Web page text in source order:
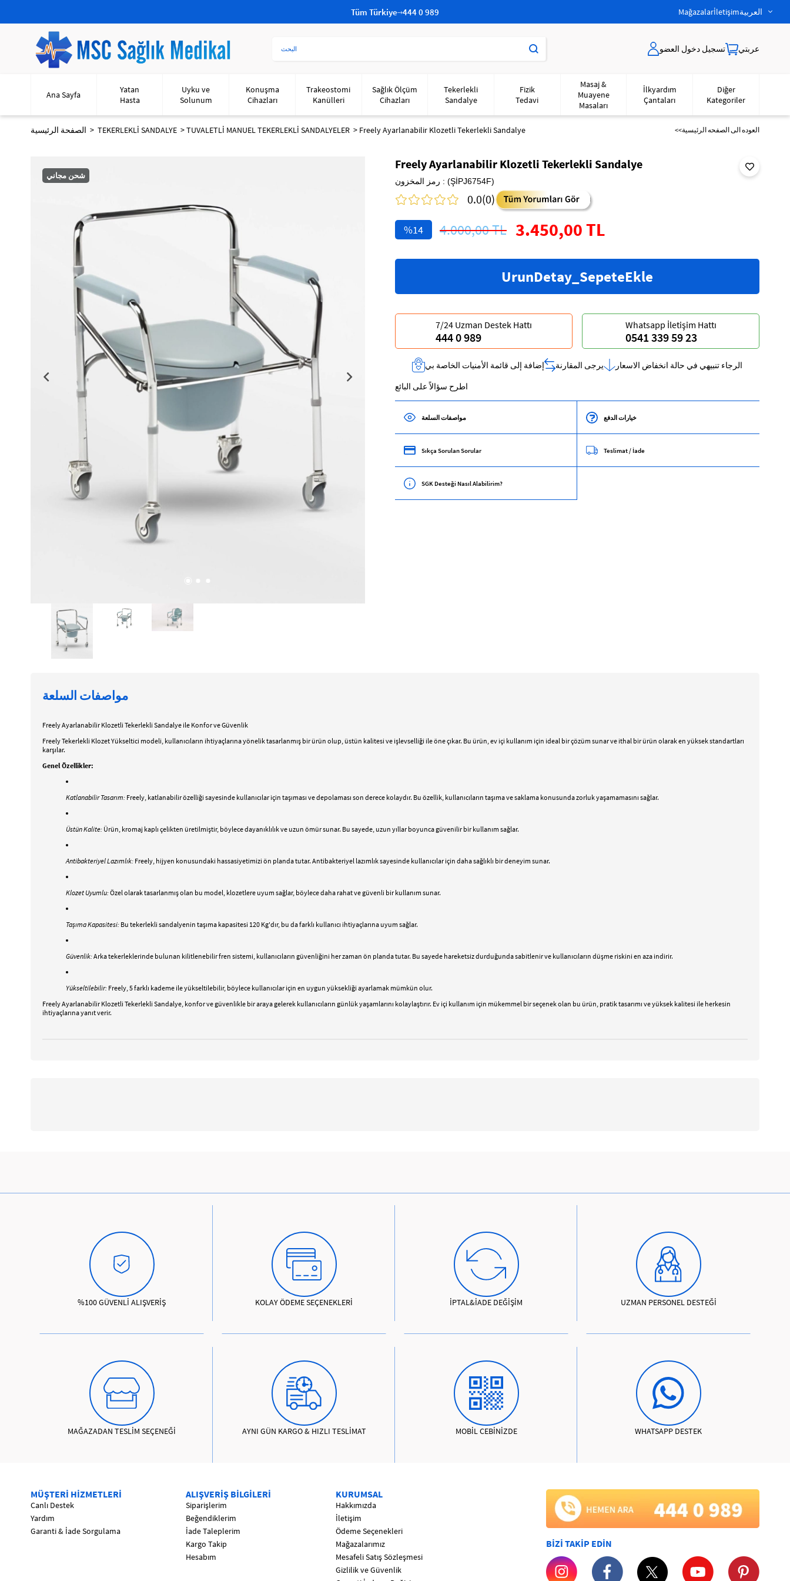
Tüm Türkiye 444 0 989 Mağazalarİletişimالعربية
تسجيل دخول العضو عربتي
Ana Sayfa
Yatan
Hasta
Uyku ve
Solunum
Konuşma
Cihazları
Trakeostomi
Kanülleri
Sağlık Ölçüm
Cihazları
Tekerlekli
Sandalye
Fizik
Tedavi
Masaj &
Muayene
Masaları
İlkyardım
Çantaları
Diğer
Kategoriler
الصفحة الرئيسية TEKERLEKLİ SANDALYE TUVALETLİ MANUEL TEKERLEKLİ SANDALYELER Freely Ayarlanabilir Klozetli Tekerlekli Sandalye <<العوده‌ الی الصفحه‌ الرئیسیة
شحن مجاني
Freely Ayarlanabilir Klozetli Tekerlekli Sandalye
رمز المخزون (ŞİPJ6754F)
0.0(0)
14 4.000,00 TL 3.450,00 TL
Whatsapp İletişim Hattı
0541 339 59 23
7/24 Uzman Destek Hattı
444 0 989
إضافة إلى قائمة الأمنيات الخاصة بي يرجى المقارنة الرجاء تنبيهي في حالة انخفاض الاسعار
اطرح سؤالاً على البائع
مواصفات السلعة خيارات الدفع
Sıkça Sorulan Sorular Teslimat / İade
SGK Desteği Nasıl Alabilirim?
مواصفات السلعة
Freely Ayarlanabilir Klozetli Tekerlekli Sandalye ile Konfor ve Güvenlik
Freely Tekerlekli Klozet Yükseltici modeli, kullanıcıların ihtiyaçlarına yönelik tasarlanmış bir ürün olup, üstün kalitesi ve işlevselliği ile öne çıkar. Bu ürün, ev içi kullanım için ideal bir çözüm sunar ve ithal bir ürün olarak en yüksek standartları
karşılar.
Genel Özellikler:
Katlanabilir Tasarım: Freely, katlanabilir özelliği sayesinde kullanıcılar için taşıması ve depolaması son derece kolaydır. Bu özellik, kullanıcıların taşıma ve saklama konusunda zorluk yaşamamasını sağlar.
Üstün Kalite: Ürün, kromaj kaplı çelikten üretilmiştir, böylece dayanıklılık ve uzun ömür sunar. Bu sayede, uzun yıllar boyunca güvenilir bir kullanım sağlar.
Antibakteriyel Lazımlık: Freely, hijyen konusundaki hassasiyetimizi ön planda tutar. Antibakteriyel lazımlık sayesinde kullanıcılar için daha sağlıklı bir deneyim sunar.
Klozet Uyumlu:Özel olarak tasarlanmış olan bu model, klozetlere uyum sağlar, böylece daha rahat ve güvenli bir kullanım sunar.
Taşıma Kapasitesi: Bu tekerlekli sandalyenin taşıma kapasitesi 120 Kg'dır, bu da farklı kullanıcı ihtiyaçlarına uyum sağlar.
Güvenlik:Arka tekerleklerinde bulunan kilitlenebilir fren sistemi, kullanıcıların güvenliğini her zaman ön planda tutar. Bu sayede hareketsiz durduğunda sabitlenir ve kullanıcıların düşme riskini en aza indirir.
Yükseltilebilir: Freely, 5 farklı kademe ile yükseltilebilir, böylece kullanıcılar için en uygun yüksekliği ayarlamak mümkün olur.
Freely Ayarlanabilir Klozetli Tekerlekli Sandalye, konfor ve güvenlikle bir araya gelerek kullanıcıların günlük yaşamlarını kolaylaştırır. Ev içi kullanım için mükemmel bir seçenek olan bu ürün, pratik tasarımı ve yüksek kalitesi ile herkesin
ihtiyaçlarına yanıt verir.
%100 GÜVENLİ ALIŞVERİŞ KOLAY ÖDEME SEÇENEKLERİ İPTAL&İADE DEĞİŞİM UZMAN PERSONEL DESTEĞİ
MAĞAZADAN TESLİM SEÇENEĞİ AYNI GÜN KARGO & HIZLI TESLİMAT MOBİL CEBİNİZDE WHATSAPP DESTEK
MÜŞTERİ HİZMETLERİ
Canlı Destek
Yardım
Garanti & İade Sorgulama
ALIŞVERİŞ BİLGİLERİ
Siparişlerim
Beğendiklerim
İade Taleplerim
Kargo Takip
Hesabım
KURUMSAL
Hakkımızda
İletişim
Ödeme Seçenekleri
Mağazalarımız
Mesafeli Satış Sözleşmesi
Gizlilik ve Güvenlik
BİZİ TAKİP EDİN